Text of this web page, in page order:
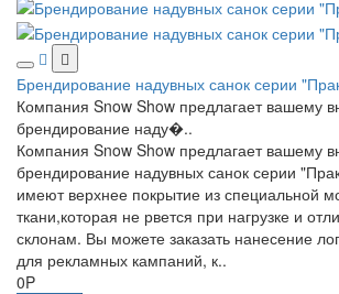
Брендирование надувных санок серии
Компания Snow Show предлагает вашему
брендирование наду�..
Компания Snow Show предлагает вашему
брендирование надувных санок серии
имеют верхнее покрытие из специальной
ткани,которая не рвется при нагрузке и
склонам. Вы можете заказать нанесение
для рекламных кампаний, к..
0P